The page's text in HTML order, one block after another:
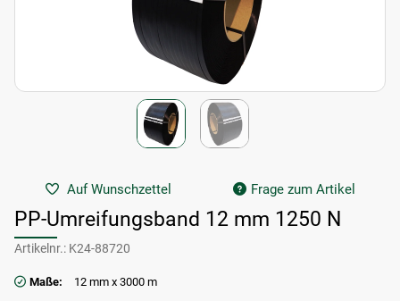
Auf Wunschzettel Frage zum Artikel
PP-Umreifungsband 12 mm 1250 N
Artikelnr.: K24-88720
Maße:
12 mm x 3000 m